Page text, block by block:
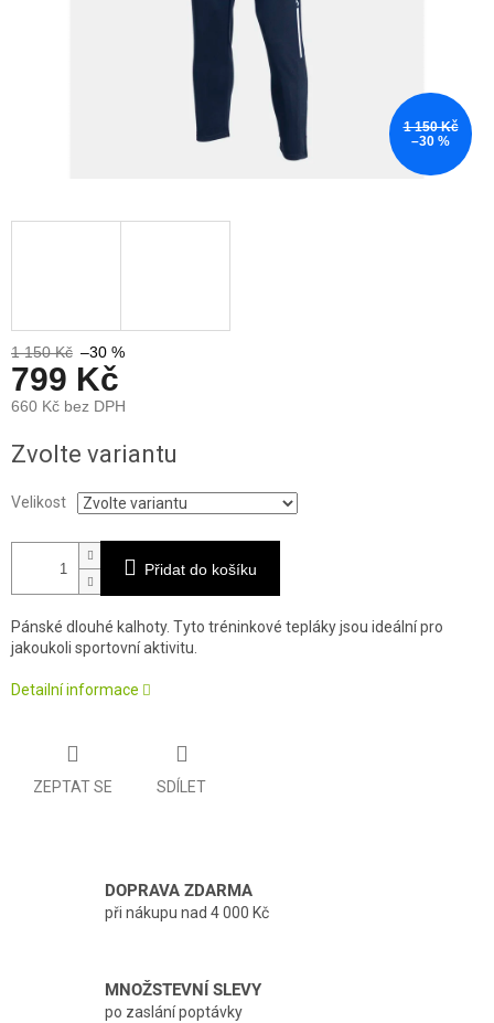
1 150 Kč
–30 %
1 150 Kč –30 %
799 Kč
660 Kč bez DPH
cena:
Zvolte variantu
Velikost
Přidat do košíku
Pánské dlouhé kalhoty. Tyto tréninkové tepláky jsou ideální pro
jakoukoli sportovní aktivitu.
Detailní informace
ZEPTAT SE SDÍLET
DOPRAVA ZDARMA
při nákupu nad 4 000 Kč
MNOŽSTEVNÍ SLEVY
po zaslání poptávky